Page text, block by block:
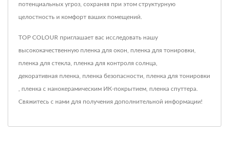
потенциальных угроз, сохраняя при этом структурную
целостность и комфорт ваших помещений.
TOP COLOUR приглашает вас исследовать нашу
высококачественную пленка для окон пленка для тонировки
пленка для стекла пленка для контроля солнца
декоративная пленка пленка безопасности пленка для тонировки
пленка с нанокерамическим ИК-покрытием пленка спуттера
Свяжитесь с нами для получения дополнительной информации!